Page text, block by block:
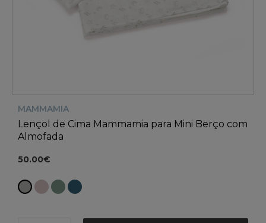
MAMMAMIA
Lençol de Cima Mammamia para Mini Berço com
Almofada
50.00€